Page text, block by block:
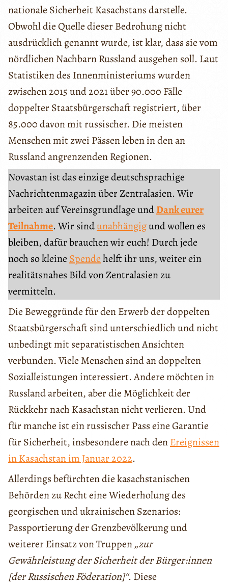
nationale Sicherheit Kasachstans darstelle.
Obwohl die Quelle dieser Bedrohung nicht
ausdrücklich genannt wurde, ist klar, dass sie vom
nördlichen Nachbarn Russland ausgehen soll. Laut
Statistiken des Innenministeriums wurden
zwischen 2015 und 2021 über 90.000 Fälle
doppelter Staatsbürgerschaft registriert, über
85.000 davon mit russischer. Die meisten
Menschen mit zwei Pässen leben in den an
Russland angrenzenden Regionen.
Novastan ist das einzige deutschsprachige
Nachrichtenmagazin über Zentralasien. Wir
arbeiten auf Vereinsgrundlage undDank eurer
Teilnahme. Wir sindunabhängigund wollen es
bleiben, dafür brauchen wir euch! Durch jede
noch so kleine Spendehelft ihr uns, weiter ein
realitätsnahes Bild von Zentralasien zu
vermitteln.
Die Beweggründe für den Erwerb der doppelten
Staatsbürgerschaft sind unterschiedlich und nicht
unbedingt mit separatistischen Ansichten
verbunden. Viele Menschen sind an doppelten
Sozialleistungen interessiert. Andere möchten in
Russland arbeiten, aber die Möglichkeit der
Rückkehr nach Kasachstan nicht verlieren. Und
für manche ist ein russischer Pass eine Garantie
für Sicherheit, insbesondere nach denEreignissen
in Kasachstan im Januar 2022.
Allerdings befürchten die kasachstanischen
Behörden zu Recht eine Wiederholung des
georgischen und ukrainischen Szenarios:
Passportierung der Grenzbevölkerung und
weiterer Einsatz von Truppen„zur
Gewährleistung der Sicherheit der Bürger:innen
[der Russischen Föderation]“. Diese